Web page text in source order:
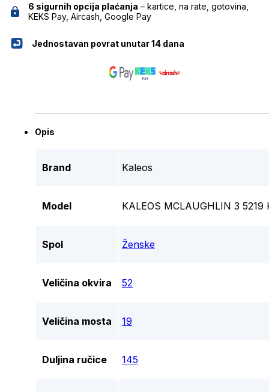
6 sigurnih opcija plaćanja – kartice, na rate, gotovina,
KEKS Pay, Aircash, Google Pay
Jednostavan povrat unutar 14 dana
Opis
Brand Kaleos
Model KALEOS MCLAUGHLIN 3
Spol Ženske
Veličina okvira 52
Veličina mosta 19
Duljina ručice 145